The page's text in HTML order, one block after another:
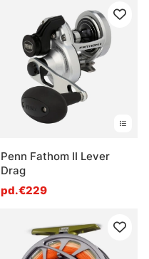
Penn Fathom II Lever
Drag
pd.€229